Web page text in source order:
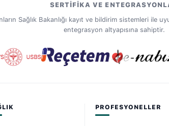
SERTIFIKA VE
Sağlık Bakanlığı kayıt ve bildirim sistemleri ile
entegrasyon altyapısına sahiptir.
PROFESYONELLER